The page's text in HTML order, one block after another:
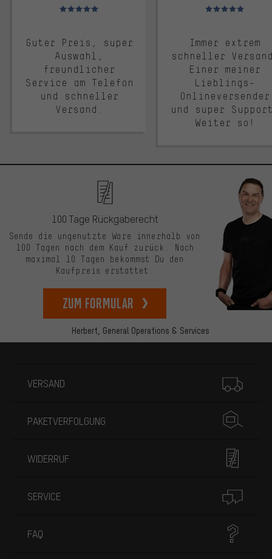
Bewertungen: 5 von 5
Guter Preis, super
Auswahl,
freundlicher
Service am Telefon
und schneller
Versand.
Bewertungen: 5 von 5
Immer extrem
schneller
Einer meiner
Lieblings-
Onlineversender
und super
Weiter so!
Herbert, General Operations & Services
100 Tage Rückgaberecht
Sende die ungenutzte Ware innerhalb von
100 Tagen nach dem Kauf zurück. Nach
maximal 10 Tagen bekommst Du den
Kaufpreis erstattet.
zum Formular
VERSAND
PAKETVERFOLGUNG
WIDERRUF
SERVICE
FAQ